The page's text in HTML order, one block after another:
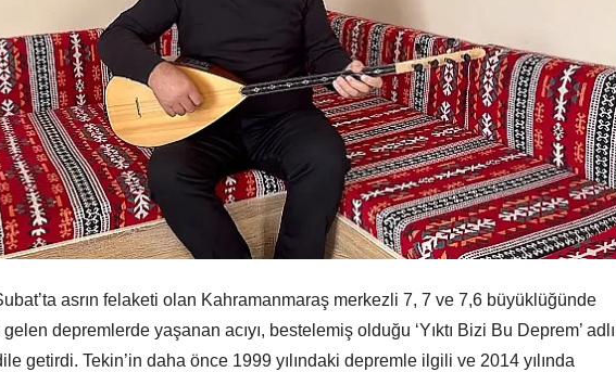
asrın felaketi olan Kahramanmaraş merkezli 7, 7 ve 7,6 büyüklüğünde
depremlerde yaşanan acıyı, bestelemiş olduğu ‘Yıktı Bizi Bu Deprem’ adlı
getirdi. Tekin’in daha önce 1999 yılındaki depremle ilgili ve 2014 yılında